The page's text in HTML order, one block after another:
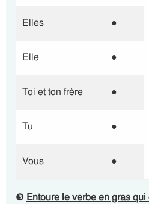
Elles ●
Elle ●
Toi et ton frère ●
Tu ●
Vous ●
❸ Entoure le verbe en gras